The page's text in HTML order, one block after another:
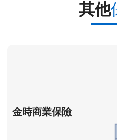
其他
金時商業保險